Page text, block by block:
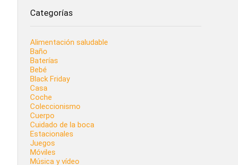
Categorías
Alimentación saludable
Baño
Baterías
Bebé
Black Friday
Casa
Coche
Coleccionismo
Cuerpo
Cuidado de la boca
Estacionales
Juegos
Móviles
Música y vídeo